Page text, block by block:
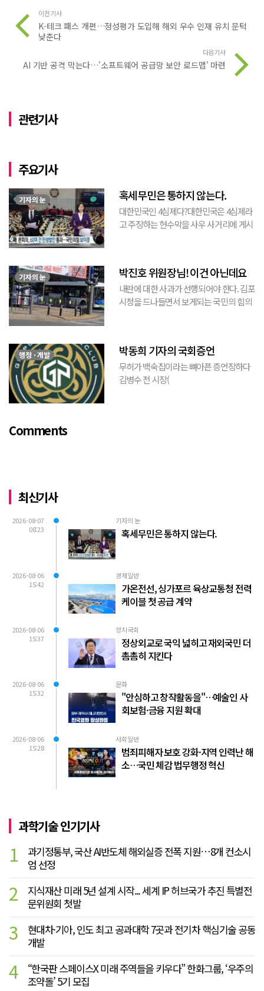
이전기사
K-테크 패스 개편…정성평가 도입해 해외 우수 인재 유치 문턱
낮춘다
다음기사
AI 기반 공격 막는다…'소프트웨어 공급망 보안 로드맵' 마련
관련기사
주요기사
기자의 눈 혹세무민은 통하지 않는다.
대한민국인 4심제다?대한민국은 4심제라
고 주장하는 현수막을 사우 사거리에 게시
민(惑...
기자의 눈 박진호 위원장님! 이건 아닌데요
내란에 대한 사과가 선행되어야 한다. 김포
시청을 드나들면서 보게되는 국민의 힘의
이 하...
행정 · 개발 박동희 기자의 국회증언
무허가 백숙집이라는 뼈아픈 증언장하다
김병수 전 시장(
Comments
최신기사
2026-08-07
08:23
기자의 눈
혹세무민은 통하지 않는다.
2026-08-06
15:42
경제일반
가온전선, 싱가포르 육상교통청 전력
케이블 첫 공급 계약
2026-08-06
15:37
정치국회
정상외교로 국익 넓히고 재외국민 더
촘촘히 지킨다
2026-08-06
15:32
문화
"안심하고 창작활동을"…예술인 사
회보험·금융 지원 확대
2026-08-06
15:28
사회일반
범죄피해자 보호 강화·지역 인력난 해
소…국민 체감 법무행정 혁신
과학기술 인기기사
1
과기정통부, 국산 AI반도체 해외실증 전폭 지원…8개 컨소시
엄 선정
2
지식재산 미래 5년 설계 시작... 세계 IP 허브국가 추진 특별전
문위원회 첫발
3
현대차·기아, 인도 최고 공과대학 7곳과 전기차 핵심기술 공동
개발
4
“한국판 스페이스X 미래 주역들을 키우다” 한화그룹, ‘우주의
조약돌’ 5기 모집